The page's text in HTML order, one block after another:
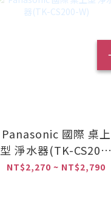
Panasonic 國際 桌上
型 淨水器(TK-CS200-
W)
NT$2,270 ~ NT$2,790